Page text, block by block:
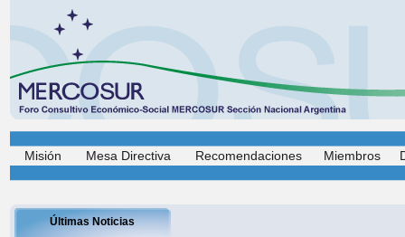
Misión Mesa Directiva Recomendaciones Miembros
Últimas Noticias